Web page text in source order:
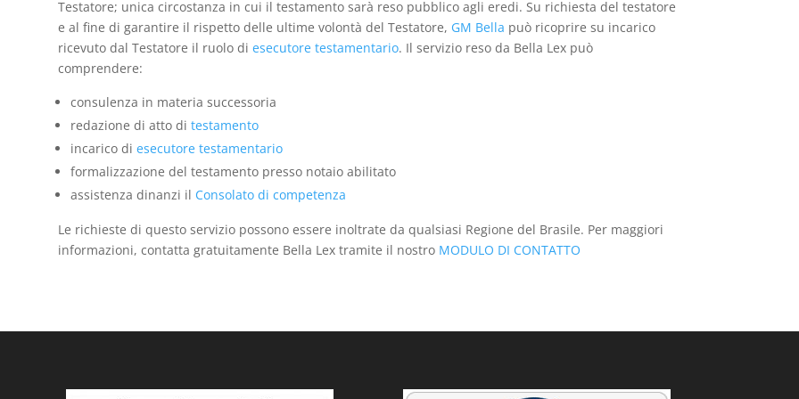
Testatore; unica circostanza in cui il testamento sarà reso pubblico agli eredi. Su richiesta del testatore
e al fine di garantire il rispetto delle ultime volontà del Testatore, GM Bella può ricoprire su incarico
ricevuto dal Testatore il ruolo di esecutore testamentario. Il servizio reso da Bella Lex può
comprendere:
consulenza in materia successoria
redazione di atto di testamento
incarico di esecutore testamentario
formalizzazione del testamento presso notaio abilitato
assistenza dinanzi il Consolato di competenza
Le richieste di questo servizio possono essere inoltrate da qualsiasi Regione del Brasile. Per maggiori
informazioni, contatta gratuitamente Bella Lex tramite il nostro MODULO DI CONTATTO